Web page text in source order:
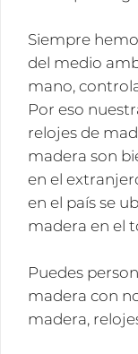
Siempre
del medio
mano,
Por eso
relojes de
madera son
en el
en el país se
madera en el
Puedes
madera con
madera,